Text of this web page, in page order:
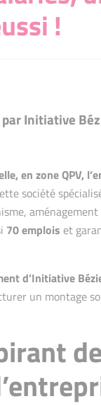
!
Initiative
en zone QPV,
société
70 emplois et
d’Initiative
un montage
de